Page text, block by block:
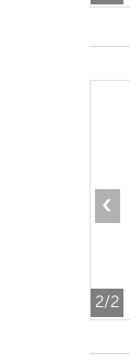
2/2
‹